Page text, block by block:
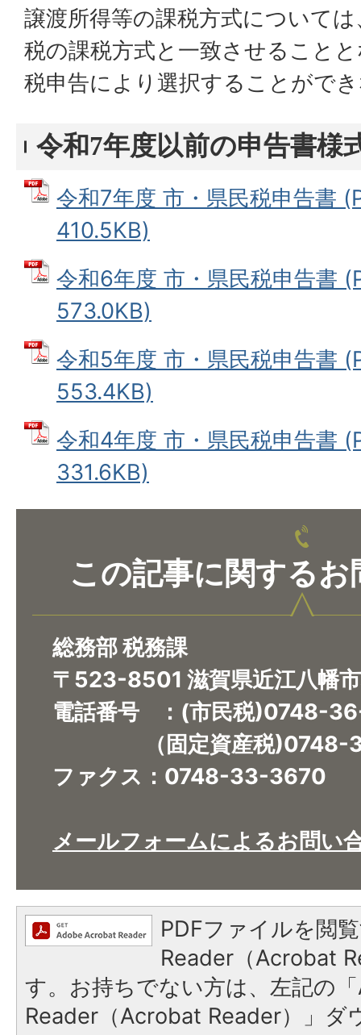
譲渡所得等の課税方式について
税の課税方式と一致させること
税申告により選択することがで
令和7年度以前の申告書様
令和7年度 市・県民税申告書
410.5KB)
令和6年度 市・県民税申告書
573.0KB)
令和5年度 市・県民税申告書
553.4KB)
令和4年度 市・県民税申告書
331.6KB)
この記事に関するお
総務部 税務課
〒523-8501 滋賀県近江八幡
電話番号 ：(市民税)0748-
（固定資産税)0748-
ファクス：0748-33-3670​​​​​​​
メールフォームによるお問い
PDFファイルを閲
Reader（Acrobat
す。お持ちでない方は、左記の
Reader（Acrobat Reader）」ダ